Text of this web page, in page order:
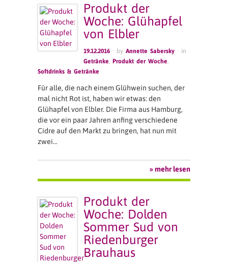
Produkt der
Woche: Glühapfel
von Elbler
19.12.2016 · byAnnette Sabersky · in
Getränke,Produkt der Woche,
Softdrinks & Getränke
Für alle, die nach einem Glühwein suchen, der
mal nicht Rot ist, haben wir etwas: den
Glühapfel von Elbler. Die Firma aus Hamburg,
die vor ein paar Jahren anfing verschiedene
Cidre auf den Markt zu bringen, hat nun mit
zwei…
» mehr lesen
Produkt der
Woche: Dolden
Sommer Sud von
Riedenburger
Brauhaus